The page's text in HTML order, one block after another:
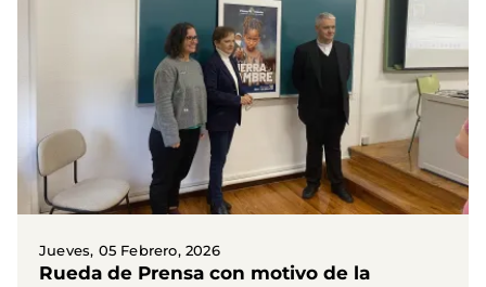
Jueves, 05 Febrero, 2026
Rueda de Prensa con motivo de la